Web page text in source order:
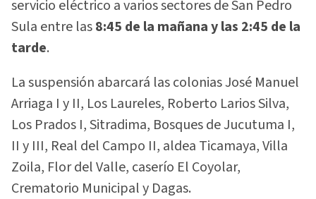
servicio eléctrico a varios sectores de San Pedro
Sula entre las8:45 de la mañana y las 2:45 de la
tarde.
La suspensión abarcará las colonias José Manuel
Arriaga I y II, Los Laureles, Roberto Larios Silva,
Los Prados I, Sitradima, Bosques de Jucutuma I,
II y III, Real del Campo II, aldea Ticamaya, Villa
Zoila, Flor del Valle, caserío El Coyolar,
Crematorio Municipal y Dagas.